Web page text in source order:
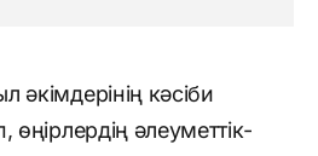
әкімдерінің кәсіби
өңірлердің әлеуметтік-